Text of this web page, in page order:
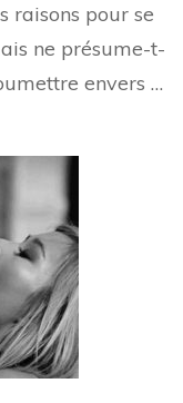
raisons pour se
ne présume-t-
envers …